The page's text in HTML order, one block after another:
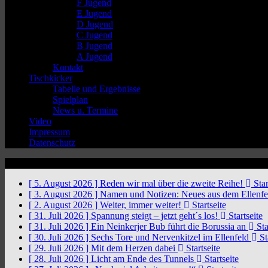
F Jugend
E Jugend
D Jugend
C Jugend
B Jugend
A Jugend
Kontakt
Tischkicker
Tabelle und Ergebnisse
Spielplan
News u. Termine
Video
Impressum
Datenschutz
[ 5. August 2026 ] Reden wir mal über die zweite Reihe!
[ 3. August 2026 ] Namen und Notizen: Neues aus dem
[ 2. August 2026 ] Weiter, immer weiter!
Startseite
[ 31. Juli 2026 ] Spannung steigt – jetzt geht´s los!
Startseite
[ 31. Juli 2026 ] Ein Neinkerjer Bub führt die Borussia an
[ 30. Juli 2026 ] Sechs Tore und Nervenkitzel im Ellenfeld
[ 29. Juli 2026 ] Mit dem Herzen dabei
Startseite
[ 28. Juli 2026 ] Licht am Ende des Tunnels
Startseite